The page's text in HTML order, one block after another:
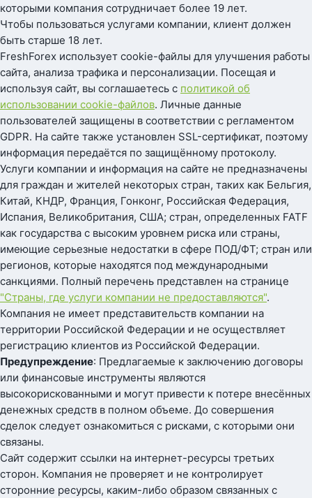
которыми компания сотрудничает более 19 лет.
Чтобы пользоваться услугами компании, клиент должен
быть старше 18 лет.
FreshForex использует cookie-файлы для улучшения работы
сайта, анализа трафика и персонализации. Посещая и
используя сайт, вы соглашаетесь с политикой об
использовании cookie-файлов. Личные данные
пользователей защищены в соответствии с регламентом
GDPR. На сайте также установлен SSL-сертификат, поэтому
информация передаётся по защищённому протоколу.
Услуги компании и информация на сайте не предназначены
для граждан и жителей некоторых стран, таких как Бельгия,
Китай, КНДР, Франция, Гонконг, Российская Федерация,
Испания, Великобритания, США; стран, определенных FATF
как государства с высоким уровнем риска или страны,
имеющие серьезные недостатки в сфере ПОД/ФТ; стран или
регионов, которые находятся под международными
санкциями. Полный перечень представлен на странице
"Страны, где услуги компании не предоставляются".
Компания не имеет представительств компании на
территории Российской Федерации и не осуществляет
регистрацию клиентов из Российской Федерации.
Предупреждение: Предлагаемые к заключению договоры
или финансовые инструменты являются
высокорискованными и могут привести к потере внесённых
денежных средств в полном объеме. До совершения
сделок следует ознакомиться с рисками, с которыми они
связаны.
Сайт содержит ссылки на интернет-ресурсы третьих
сторон. Компания не проверяет и не контролирует
сторонние ресурсы, каким-либо образом связанных с